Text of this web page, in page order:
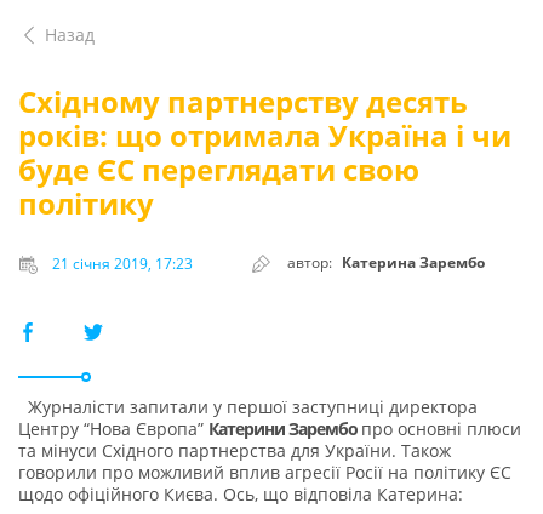
Назад
Східному партнерству десять
років: що отримала Україна і чи
буде ЄС переглядати свою
політику
21 січня 2019, 17:23 автор: Катерина Зарембо
Журналісти запитали у першої заступниці директора
Центру “Нова Європа” Катерини Зарембо про основні плюси
та мінуси Східного партнерства для України. Також
говорили про можливий вплив агресії Росії на політику ЄС
щодо офіційного Києва. Ось, що відповіла Катерина: